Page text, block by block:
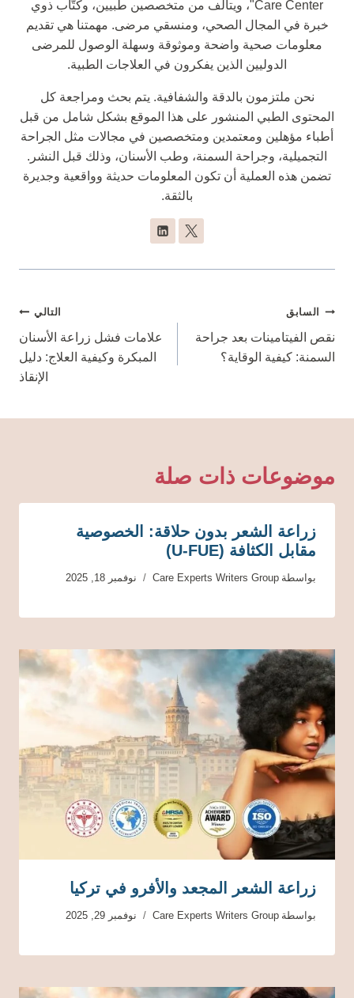
Care Center"، ويتألف من متخصصين طبيين، وكتّاب ذوي
خبرة في المجال الصحي، ومنسقي مرضى. مهمتنا هي تقديم
معلومات صحية واضحة وموثوقة وسهلة الوصول للمرضى
الدوليين الذين يفكرون في العلاجات الطبية.
نحن ملتزمون بالدقة والشفافية. يتم بحث ومراجعة كل
المحتوى الطبي المنشور على هذا الموقع بشكل شامل من قبل
أطباء مؤهلين ومعتمدين ومتخصصين في مجالات مثل الجراحة
التجميلية، وجراحة السمنة، وطب الأسنان، وذلك قبل النشر.
تضمن هذه العملية أن تكون المعلومات حديثة وواقعية وجديرة
بالثقة.
تصفّح
المقالات
السابق
نقص الفيتامينات بعد جراحة
السمنة: كيفية الوقاية؟
التالي
علامات فشل زراعة الأسنان
المبكرة وكيفية العلاج: دليل
الإنقاذ
موضوعات ذات صلة
زراعة الشعر بدون حلاقة: الخصوصية
مقابل الكثافة (U-FUE)
بواسطة Care Experts Writers Group نوفمبر 18, 2025
زراعة الشعر المجعد والأفرو في تركيا
بواسطة Care Experts Writers Group نوفمبر 29, 2025